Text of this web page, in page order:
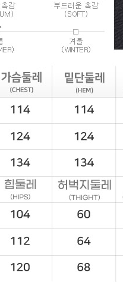
라이프 하세